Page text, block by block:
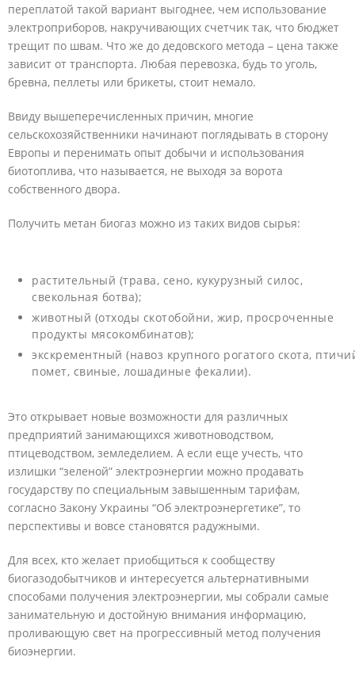
переплатой такой вариант выгоднее, чем использование
электроприборов, накручивающих счетчик так, что бюджет
трещит по швам. Что же до дедовского метода – цена также
зависит от транспорта. Любая перевозка, будь то уголь,
бревна, пеллеты или брикеты, стоит немало.
Ввиду вышеперечисленных причин, многие
сельскохозяйственники начинают поглядывать в сторону
Европы и перенимать опыт добычи и использования
биотоплива, что называется, не выходя за ворота
собственного двора.
Получить метан биогаз можно из таких видов сырья:
растительный (трава, сено, кукурузный силос,
свекольная ботва);
животный (отходы скотобойни, жир, просроченные
продукты мясокомбинатов);
экскрементный (навоз крупного рогатого скота,
помет, свиные, лошадиные фекалии).
Это открывает новые возможности для различных
предприятий занимающихся животноводством,
птицеводством, земледелием. А если еще учесть, что
излишки “зеленой” электроэнергии можно продавать
государству по специальным завышенным тарифам,
согласно Закону Украины “Об электроэнергетике”, то
перспективы и вовсе становятся радужными.
Для всех, кто желает приобщиться к сообществу
биогазодобытчиков и интересуется альтернативными
способами получения электроэнергии, мы собрали самые
занимательную и достойную внимания информацию,
проливающую свет на прогрессивный метод получения
биоэнергии.